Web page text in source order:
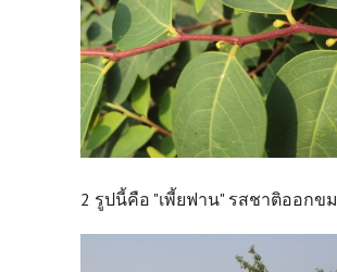
2 รูปนี้คือ "เพี้ยฟาน" รสชาติออกขม